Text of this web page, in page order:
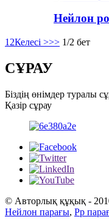
Нейлон
1 2Келесі >>> 1/2 бет
СҰРАУ
Біздің өнімдер туралы
Қазір сұрау
© Авторлық құқық -
Нейлон парағы, Pp